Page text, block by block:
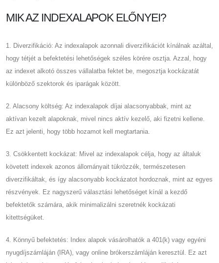
MIK AZ INDEXALAPOK ELŐNYEI?
1. Diverzifikáció: Az indexalapok azonnali diverzifikációt kínálnak azáltal,
hogy tétjét a befektetési lehetőségek széles körére osztja. Azzal, hogy
az indexet alkotó összes vállalatba fektet be, megosztja kockázatát
különböző szektorok és iparágak között.
2. Alacsony költség: Az indexalapok díjai alacsonyabbak, mint az
aktívan kezelt alapoknak, mivel nincs aktív kezelő, aki fizetni kellene.
Ez azt jelenti, hogy több hozamot kell megtartania.
3. Csökkentett kockázat: Mivel az indexalapok célja, hogy az általuk
követett indexek azonos állományait tükrözzék, természetesen
diverzifikáltak, és így alacsonyabb kockázatot hordoznak, mint az egyes
részvények. Ez nagyszerű választási lehetőséget kínál a kezdő
befektetők számára, akik minimalizálni szeretnék kockázati
kitettségüket.
4. Könnyű befektetés: Index alapok vásárolhatók a 401(k) vagy egyéni
nyugdíjszámláján (IRA), vagy online brókerszámláján keresztül. Ez azt